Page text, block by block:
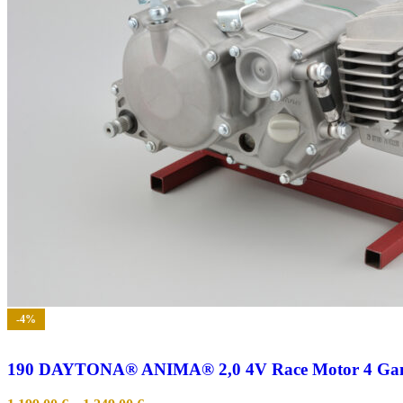
-4%
190 DAYTONA® ANIMA® 2,0 4V Race Motor 4